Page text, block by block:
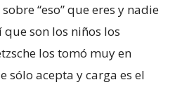
“eso” que eres y nadie
que son los niños los
los tomó muy en
sólo acepta y carga es el